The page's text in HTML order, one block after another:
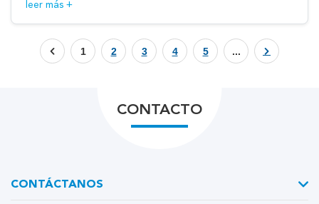
leer más +
1 2 3 4 5 ...
CONTACTO
CONTÁCTANOS